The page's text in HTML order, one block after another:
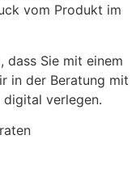
vom Produkt im
dass Sie mit einem
in der Beratung mit
digital verlegen.